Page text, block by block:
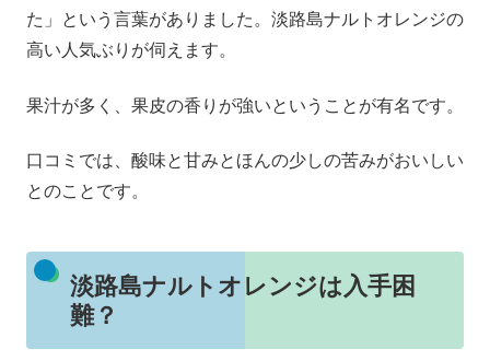
た」という言葉がありました。淡路島ナルトオレンジの
高い人気ぶりが伺えます。
果汁が多く、果皮の香りが強いということが有名です。
口コミでは、酸味と甘みとほんの少しの苦みがおいしい
とのことです。
淡路島ナルトオレンジは入手困
難？